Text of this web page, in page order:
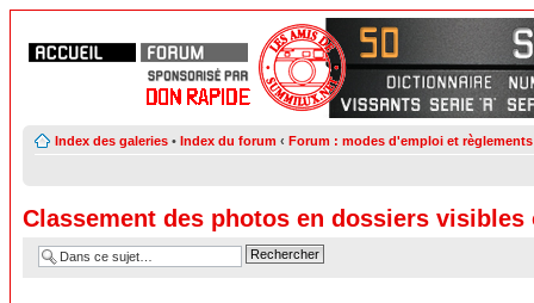
Index des galeries • Index du forum ‹ Forum : modes d'emploi et règlements
Classement des photos en dossiers visibles